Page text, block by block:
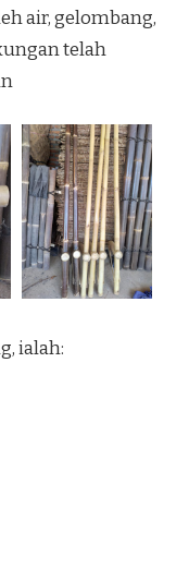
air, gelombang,
telah
ialah: